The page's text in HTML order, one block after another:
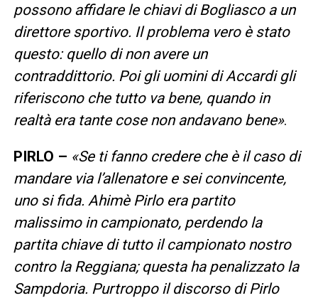
possono affidare le chiavi di Bogliasco a un
direttore sportivo. Il problema vero è stato
questo: quello di non avere un
contraddittorio. Poi gli uomini di Accardi gli
riferiscono che tutto va bene, quando in
realtà era tante cose non andavano bene».
PIRLO – «Se ti fanno credere che è il caso di
mandare via l’allenatore e sei convincente,
uno si fida. Ahimè Pirlo era partito
malissimo in campionato, perdendo la
partita chiave di tutto il campionato nostro
contro la Reggiana; questa ha penalizzato la
Sampdoria. Purtroppo il discorso di Pirlo